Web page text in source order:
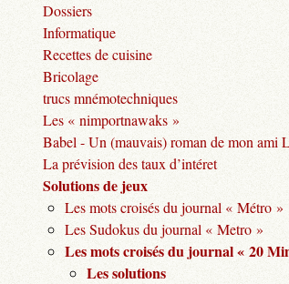
Dossiers
Informatique
Recettes de cuisine
Bricolage
trucs mnémotechniques
Les « nimportnawaks »
Babel - Un (mauvais) roman de mon ami
La prévision des taux d’intéret
Solutions de jeux
Les mots croisés du journal « Métro »
Les Sudokus du journal « Metro »
Les mots croisés du journal « 20
Les solutions